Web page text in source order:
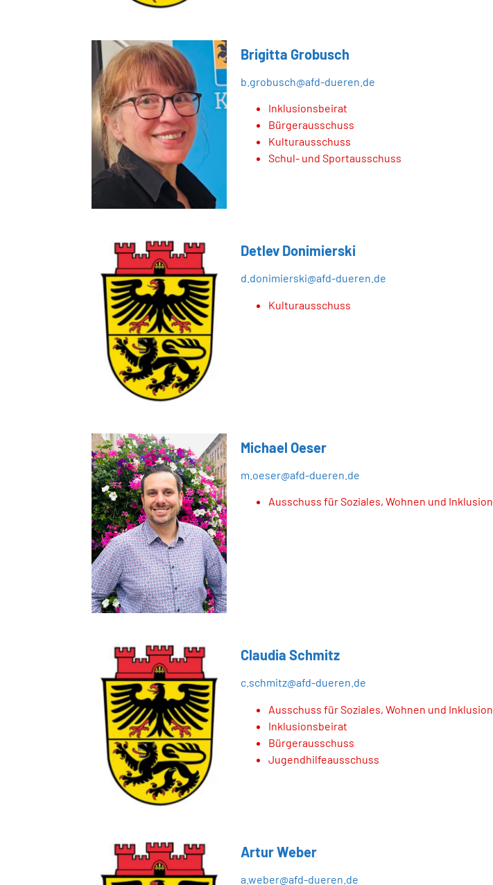
Brigitta Grobusch
b.grobusch@afd-dueren.de
Inklusionsbeirat
Bürgerausschuss
Kulturausschuss
Schul- und Sportausschuss
Detlev Donimierski
d.donimierski@afd-dueren.de
Kulturausschuss
Michael Oeser
m.oeser@afd-dueren.de
Ausschuss für Soziales, Wohnen und Inklusion
Claudia Schmitz
c.schmitz@afd-dueren.de
Ausschuss für Soziales, Wohnen und Inklusion
Inklusionsbeirat
Bürgerausschuss
Jugendhilfeausschuss
Artur Weber
a.weber@afd-dueren.de